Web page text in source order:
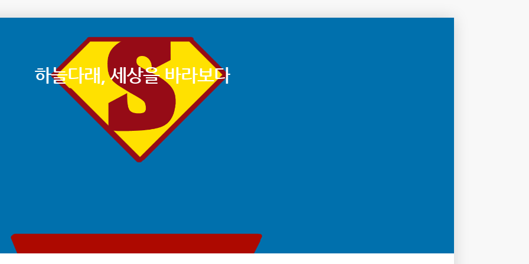
하늘다래, 세상을 바라보다